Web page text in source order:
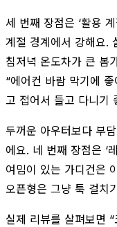
세 번째 장점은 ‘활용
계절 경계에서 강해요.
침저녁 온도차가 큰 봄
“에어컨 바람 막기에
고 접어서 들고 다니기
두꺼운 아우터보다 부
에요. 네 번째 장점은 ‘
여밈이 있는 가디건은
오픈형은 그냥 툭 걸치
실제 리뷰를 살펴보면